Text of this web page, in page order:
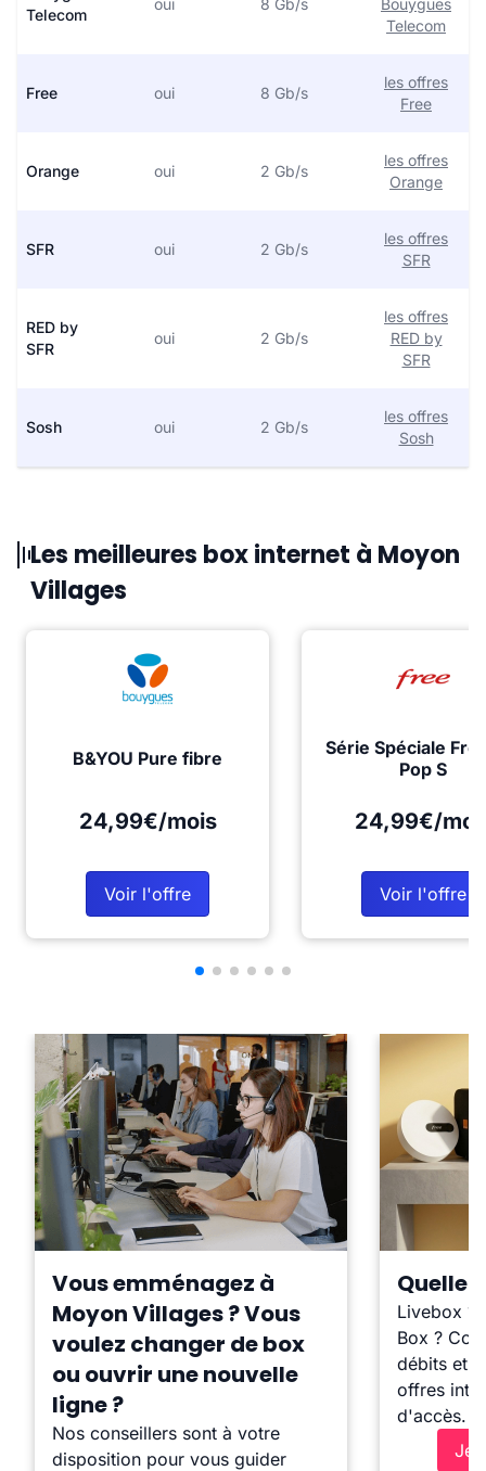
Telecom
oui 8 Gb/s
Bouygues
Telecom
Free oui 8 Gb/s
les offres
Free
Orange oui 2 Gb/s
les offres
Orange
SFR oui 2 Gb/s
les offres
SFR
RED by
SFR
oui 2 Gb/s
les offres
RED by
SFR
Sosh oui 2 Gb/s
les offres
Sosh
Les meilleures box internet à Moyon
Villages
B&YOU Pure fibre
24,99€/mois
Voir l'offre
Série Spéciale
Pop S
24,99€/
Voir l'offre
Vous emménagez à
Moyon Villages ? Vous
voulez changer de box
ou ouvrir une nouvelle
ligne ?
Nos conseillers sont à votre
disposition pour vous guider
Quelle
Livebox ?
Box ?
débits et
offres
d'accès.
Je